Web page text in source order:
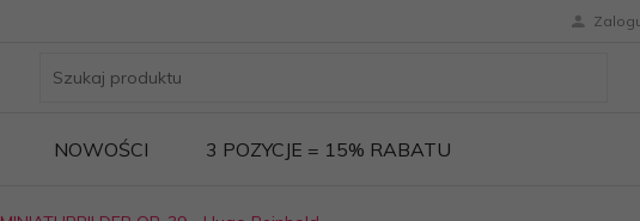
NOWOŚCI 3 POZYCJE = 15% RABATU